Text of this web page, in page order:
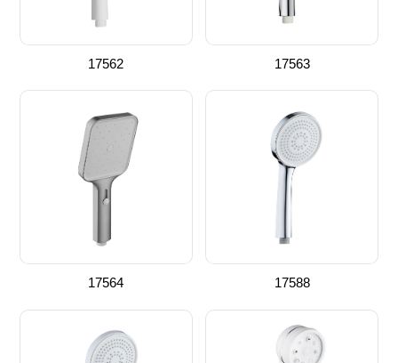
17562 17563
17564 17588